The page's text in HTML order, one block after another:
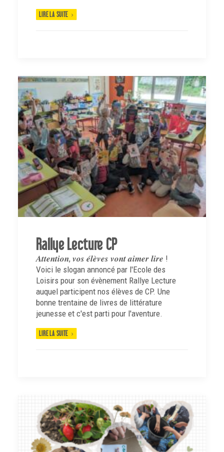
LIRE LA SUITE
Rallye Lecture CP
𝑨𝒕𝒕𝒆𝒏𝒕𝒊𝒐𝒏, 𝒗𝒐𝒔 𝒆́𝒍𝒆̀𝒗𝒆𝒔 𝒗𝒐𝒏𝒕 𝒂𝒊𝒎𝒆𝒓 𝒍𝒊𝒓𝒆 !
Voici le slogan annoncé par l'Ecole des
Loisirs pour son évènement Rallye Lecture
auquel participent nos élèves de CP. Une
bonne trentaine de livres de littérature
jeunesse et c'est parti pour l'aventure.
LIRE LA SUITE